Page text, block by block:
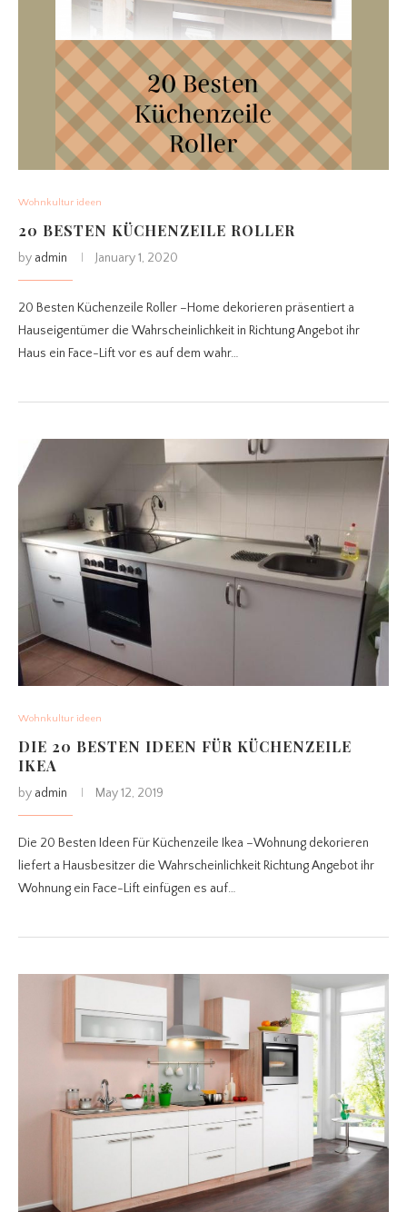
Wohnkultur ideen
20 BESTEN KÜCHENZEILE ROLLER
by admin January 1, 2020
20 Besten Küchenzeile Roller –Home dekorieren präsentiert a
Hauseigentümer die Wahrscheinlichkeit in Richtung Angebot ihr
Haus ein Face-Lift vor es auf dem wahr…
Wohnkultur ideen
DIE 20 BESTEN IDEEN FÜR KÜCHENZEILE
IKEA
by admin May 12, 2019
Die 20 Besten Ideen Für Küchenzeile Ikea –Wohnung dekorieren
liefert a Hausbesitzer die Wahrscheinlichkeit Richtung Angebot ihr
Wohnung ein Face-Lift einfügen es auf…